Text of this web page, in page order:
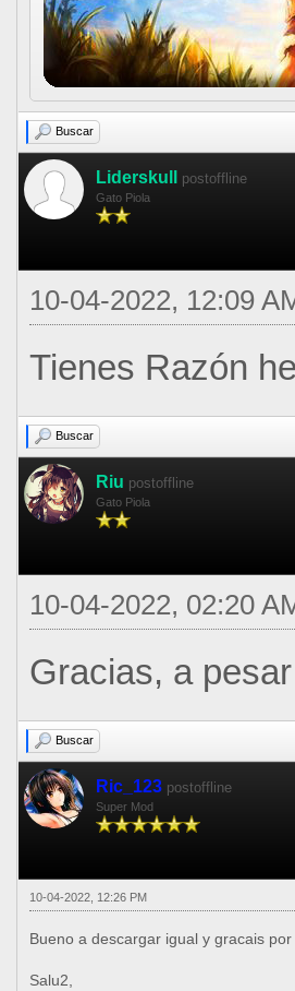
Buscar
Liderskull postoffline
Gato Piola
10-04-2022, 12:09
Tienes Razón
Buscar
Riu postoffline
Gato Piola
10-04-2022, 02:20
Gracias, a
Buscar
Ric_123 postoffline
Super Mod
10-04-2022, 12:26 PM
Bueno a descargar igual y gracais por
Salu2,